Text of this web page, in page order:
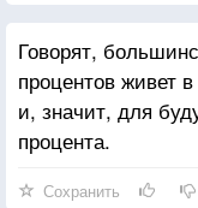
Говорят,
процентов живет
и, значит, для
процента.
Сохранить